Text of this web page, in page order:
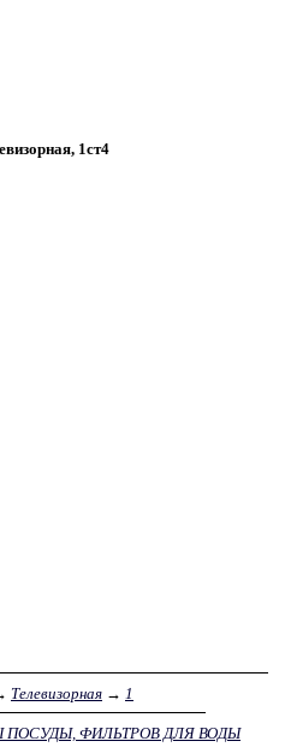
1ст4
Телевизорная → 1
ПОСУДЫ, ФИЛЬТРОВ ДЛЯ ВОДЫ